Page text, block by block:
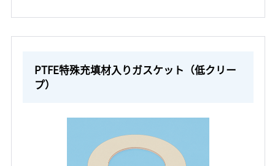
PTFE特殊充填材入りガスケット（低クリー
プ）